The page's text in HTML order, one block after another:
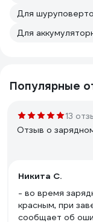
Для
Для
Популярные
13
Отзыв о
Никита С.
- во время
красным, при
сообщает об